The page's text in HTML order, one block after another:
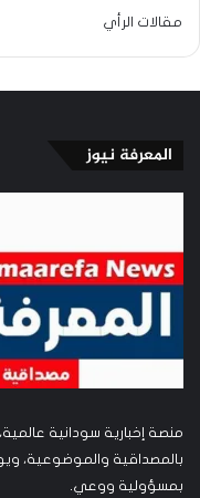
مقالات الرأي
المعرفة نيوز
منصة إخبارية سودانية
بالمصداقية والموضوعية،
بمسؤولية ووعي.